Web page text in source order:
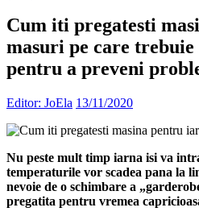
Cum iti pregatesti
masuri pe care trebuie
pentru a preveni
Editor: JoEla 13/11/2020
Nu peste mult timp iarna isi va
temperaturile vor scadea pana la
nevoie de o schimbare a
pregatita pentru vremea